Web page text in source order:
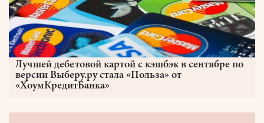
Лучшей дебетовой картой с кэшбэк в сентябре по
версии Выберу.ру стала «Польза» от
«ХоумКредитБанка»